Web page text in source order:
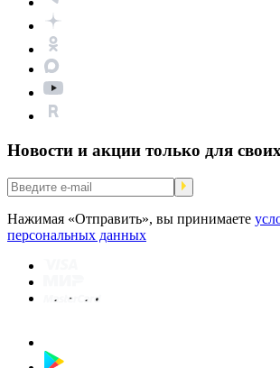
Новости и акции только для
Нажимая «Отправить», вы принимаете
персональных данных